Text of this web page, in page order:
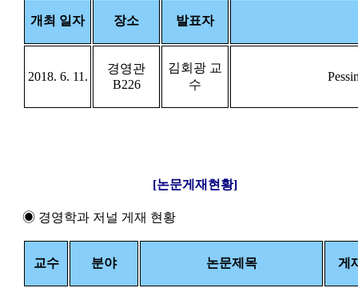
개최 일자 장소 발표자
2018. 6. 11.
경영관
B226
김회광 교
수
[논문게재현황]
◉ 경영학과 저널 게재 현황
교수 분야 논문제목 게